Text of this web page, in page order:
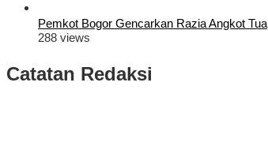
Pemkot Bogor Gencarkan Razia Angkot Tua
288 views
Catatan Redaksi